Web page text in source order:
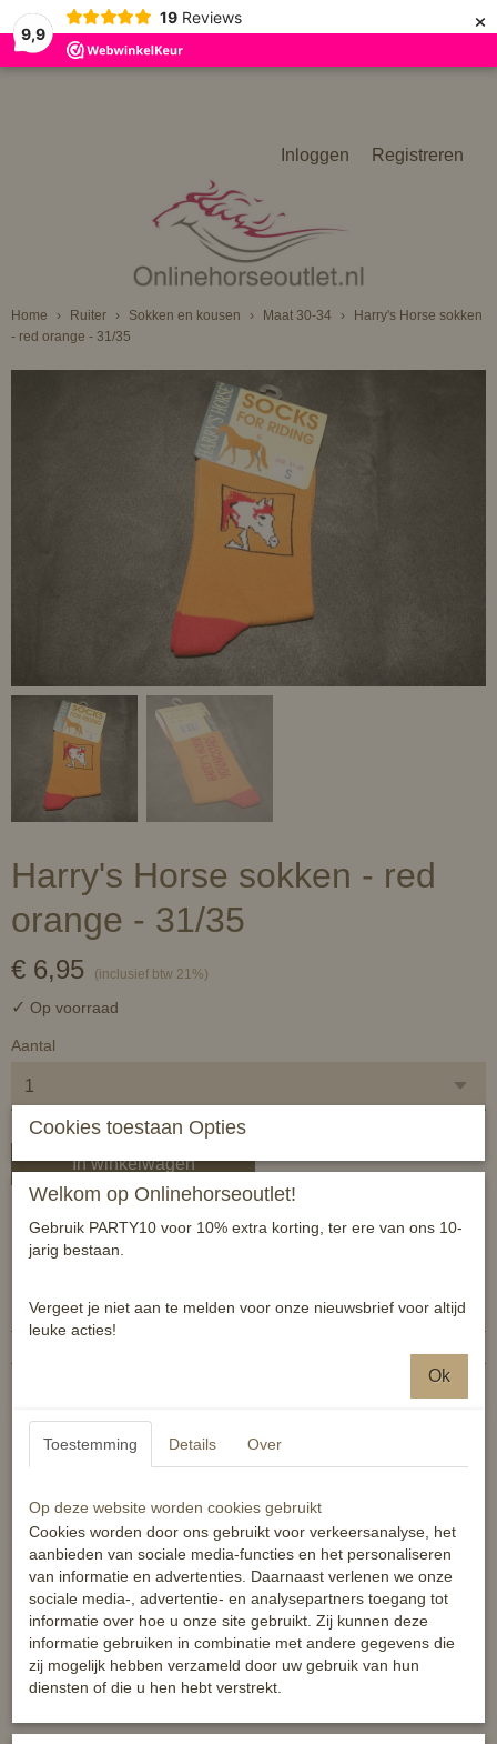
9,9
19 Reviews ×
Inloggen Registreren
Home › Ruiter › Sokken en kousen › Maat 30-34 ›
Harry's Horse sokken
- red orange - 31/35
Harry's Horse sokken - red
orange - 31/35
€ 6,95 (inclusief btw 21%)
✓ Op voorraad
Aantal
In winkelwagen
Hippe kindersokken met paardenmotief!
Productcode 8714813119317
Ook interessant
Cookies toestaan Opties
Welkom op Onlinehorseoutlet!
Gebruik PARTY10 voor 10% extra korting, ter ere van ons 10-
jarig bestaan.
Vergeet je niet aan te melden voor onze nieuwsbrief voor altijd
leuke acties!
Ok
Toestemming Details Over
Op deze website worden cookies gebruikt
Cookies worden door ons gebruikt voor verkeersanalyse, het
aanbieden van sociale media-functies en het personaliseren
van informatie en advertenties. Daarnaast verlenen we onze
sociale media-, advertentie- en analysepartners toegang tot
informatie over hoe u onze site gebruikt. Zij kunnen deze
informatie gebruiken in combinatie met andere gegevens die
zij mogelijk hebben verzameld door uw gebruik van hun
diensten of die u hen hebt verstrekt.